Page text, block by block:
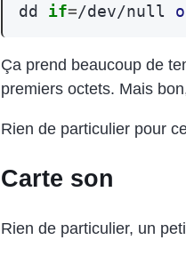
dd if=/dev/null
Ça prend beaucoup de
premiers octets. Mais
Rien de particulier pour
Carte son
Rien de particulier, un